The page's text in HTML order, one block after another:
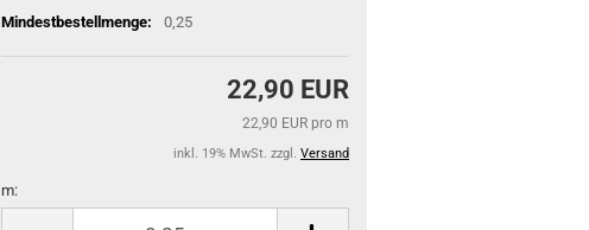
Mindestbestellmenge:
0,25
22,90 EUR
22,90 EUR pro m
inkl. 19% MwSt. zzgl. Versand
m: